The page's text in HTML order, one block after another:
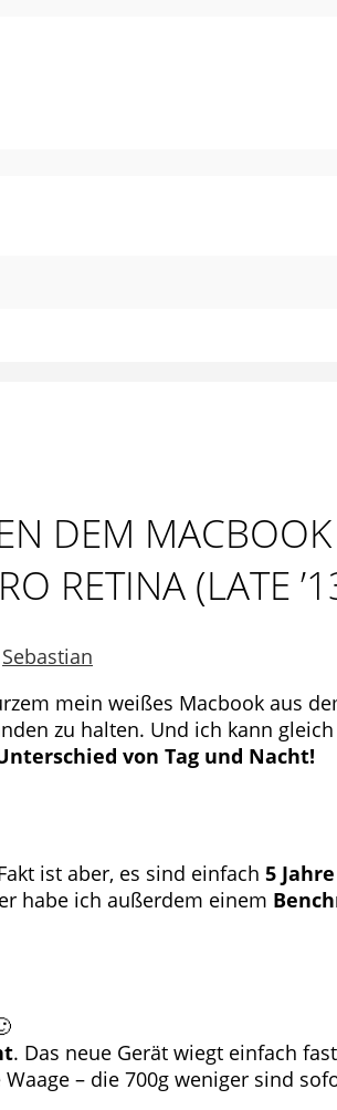
DEM MACBOOK
RETINA (LATE
Sebastian
mein weißes Macbook aus
zu halten. Und ich kann
von Tag und Nacht!
ist aber, es sind einfach 5
habe ich außerdem einem
. Das neue Gerät wiegt einfach
– die 700g weniger sind